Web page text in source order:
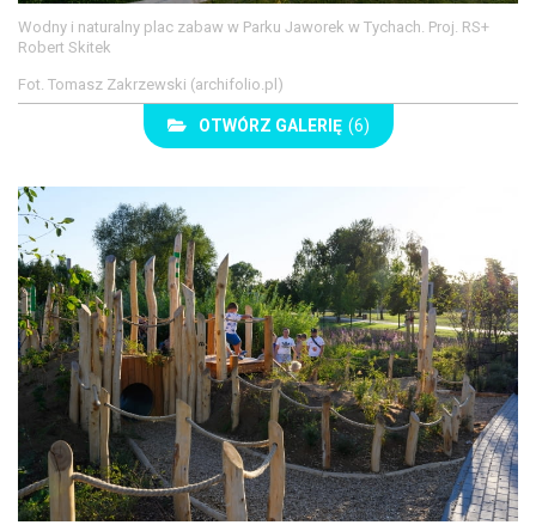
Wodny i naturalny plac zabaw w Parku Jaworek w Tychach. Proj. RS+
Robert Skitek
Fot. Tomasz Zakrzewski (archifolio.pl)
OTWÓRZ GALERIĘ (6)